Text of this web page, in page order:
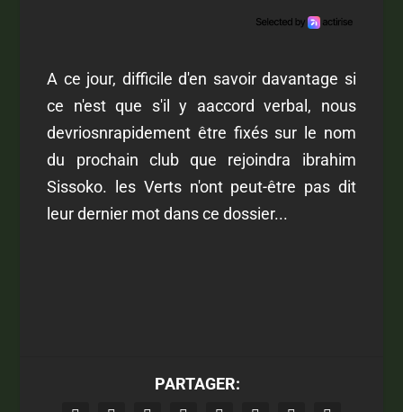
A ce jour, difficile d'en savoir davantage si
ce n'est que s'il y aaccord verbal, nous
devriosnrapidement être fixés sur le nom
du prochain club que rejoindra ibrahim
Sissoko. les Verts n'ont peut-être pas dit
leur dernier mot dans ce dossier...
PARTAGER: